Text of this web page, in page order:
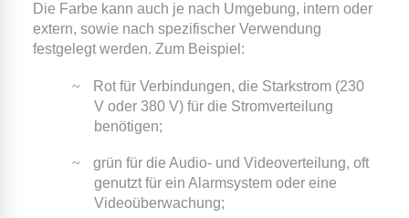
Die Farbe kann auch je nach Umgebung, intern oder
extern, sowie nach spezifischer Verwendung
festgelegt werden. Zum Beispiel:
~
Rot für Verbindungen, die Starkstrom (230
V oder 380 V) für die Stromverteilung
benötigen;
~
grün für die Audio- und Videoverteilung, oft
genutzt für ein Alarmsystem oder eine
Videoüberwachung;